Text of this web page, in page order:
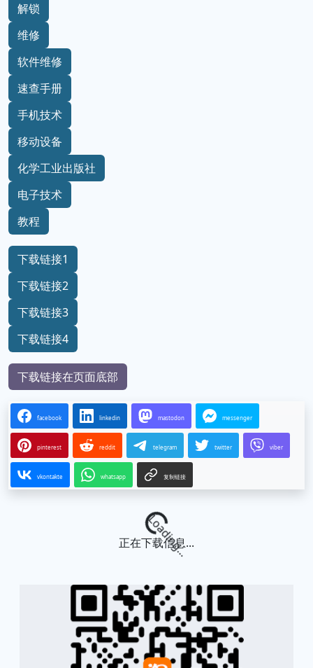
解锁
维修
软件维修
速查手册
手机技术
移动设备
化学工业出版社
电子技术
教程
下载链接1
下载链接2
下载链接3
下载链接4
下载链接在页面底部
facebook linkedin mastodon messenger
pinterest reddit telegram twitter viber
vkontakte whatsapp 复制链接
Loading...
正在下载信息...